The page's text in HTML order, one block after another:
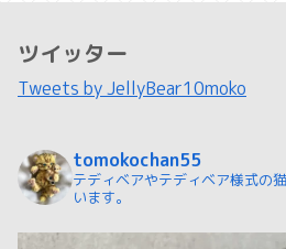
ツイッター
Tweets by JellyBear10moko
tomokochan55
テディベアやテディベア様式の
います。